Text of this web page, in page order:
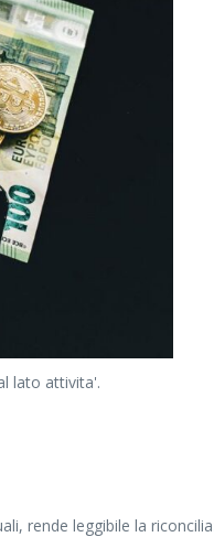
lato attivita'.
rende leggibile la